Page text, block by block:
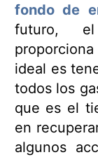
fondo de
futuro,
ideal es
todos los
que es el
en
algunos